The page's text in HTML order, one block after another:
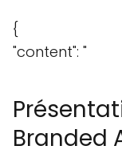
{
"content": "
Branded